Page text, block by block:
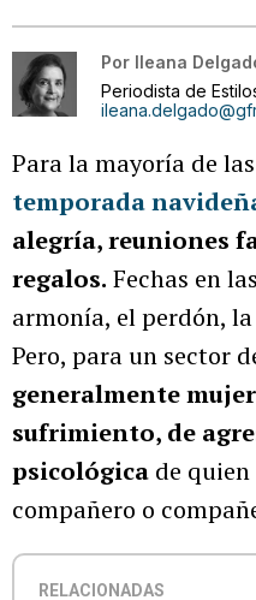
Por Ileana
Periodista de
Para la mayoría de
temporada
alegría, reuniones
regalos. Fechas en
armonía, el perdón,
Pero, para un sector
generalmente
sufrimiento, de
psicológica de quien
compañero o
RELACIONADAS